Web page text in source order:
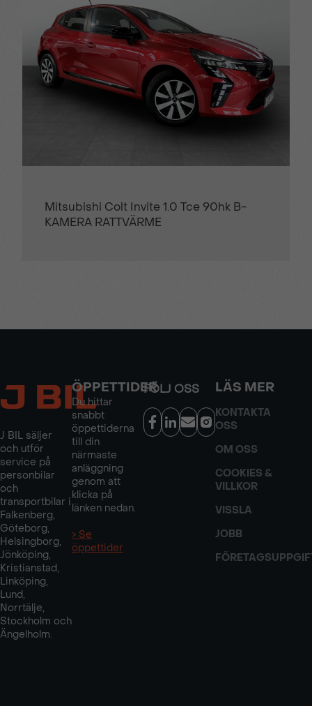
Mitsubishi Colt Invite 1.0 Tce 90hk B-
KAMERA RATTVÄRME
J BIL säljer
och utför
service på
personbilar
och
transportbilar i
Falkenberg,
Göteborg,
Helsingborg,
Jönköping,
Kristianstad,
Linköping,
Lund,
Norrtälje,
Stockholm och
Ängelholm.
ÖPPETTIDER
Du hittar
snabbt
öppettiderna
till din
närmaste
anläggning
genom att
klicka på
länken nedan.
> Se
öppettider
FÖLJ OSS LÄS MER
KONTAKTA
OSS
OM OSS
COOKIES &
VILLKOR
VISSLA
JOBB